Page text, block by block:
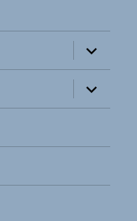
öffnen
öffnen